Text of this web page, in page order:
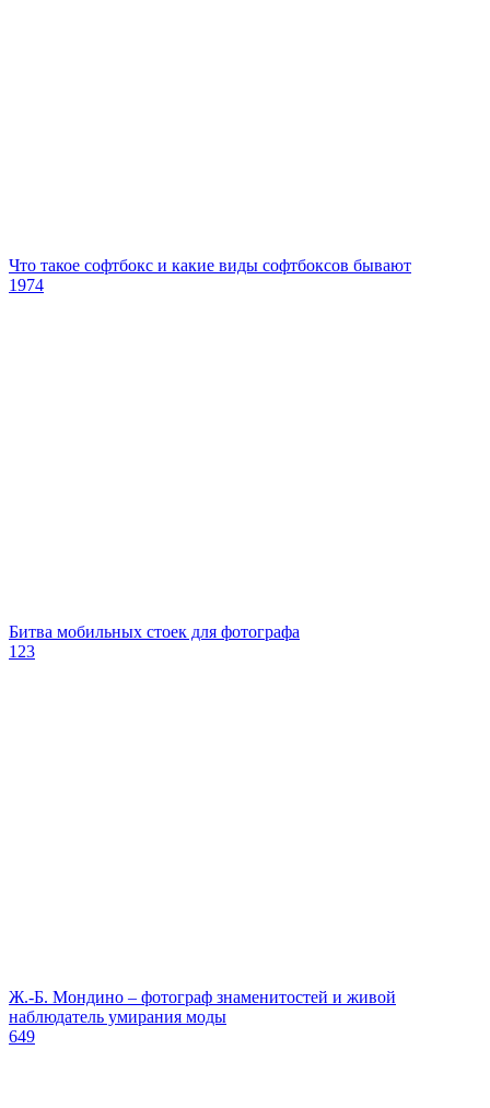
Что такое софтбокс и какие виды софтбоксов бывают
1974
Битва мобильных стоек для фотографа
123
Ж.-Б. Мондино – фотограф знаменитостей и живой
наблюдатель умирания моды
649